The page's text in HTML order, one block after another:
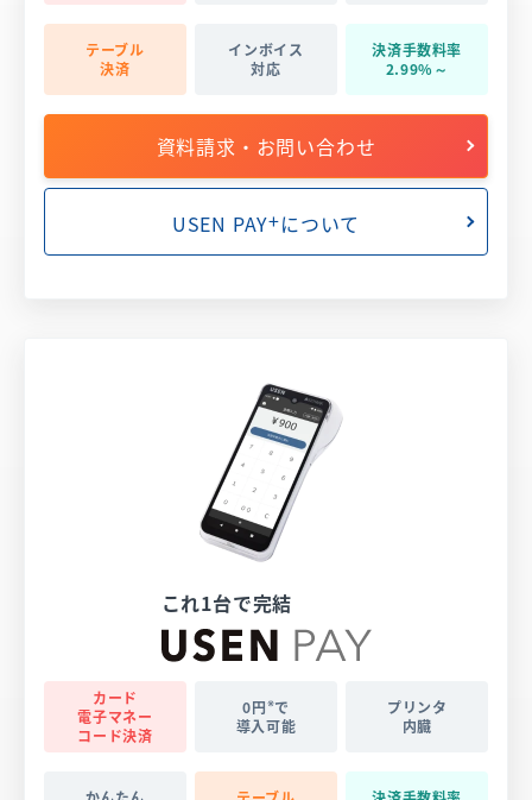
テーブル
決済
インボイス
対応
決済手数料率
2.99%～
資料請求・お問い合わせ
USEN PAY+について
これ1台で完結
カード
電子マネー
コード決済
0円※で
導入可能
プリンタ
内臓